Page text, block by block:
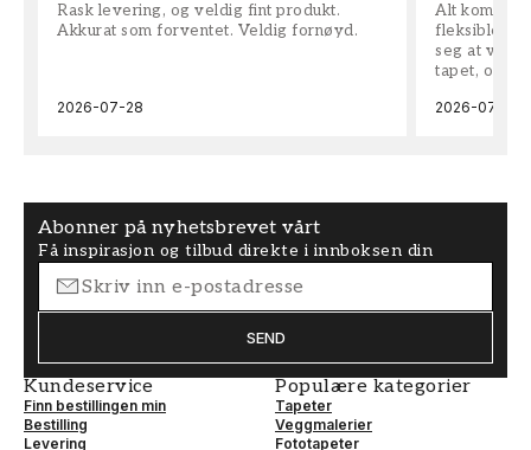
Rask levering, og veldig fint produkt.
Akkurat som forventet. Veldig fornøyd.
2026-07-28
Alt kom
fleksible på
seg at vi
tapet, og
2026-07-04
Abonner på nyhetsbrevet vårt
Få inspirasjon og tilbud direkte i innboksen din
SEND
Kundeservice
Finn bestillingen min
Bestilling
Levering
Populære kategorier
Tapeter
Veggmalerier
Fototapeter